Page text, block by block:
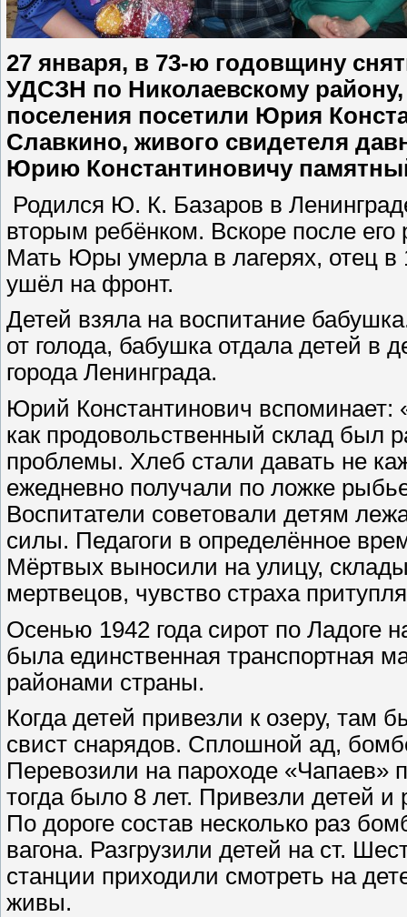
27 января, в 73-ю годовщину
УДСЗН по Николаевскому
поселения посетили Юрия
Славкино, живого свидетеля
Юрию Константиновичу
Родился Ю. К. Базаров в
вторым ребёнком. Вскоре после
Мать Юры умерла в лагерях, отец в
ушёл на фронт.
Детей взяла на воспитание
от голода, бабушка отдала детей в
города Ленинграда.
Юрий Константинович вспоминает:
как продовольственный склад был
проблемы. Хлеб стали давать не
ежедневно получали по ложке
Воспитатели советовали детям
силы. Педагоги в определённое
Мёртвых выносили на улицу,
мертвецов, чувство страха
Осенью 1942 года сирот по Ладоге
была единственная транспортная
районами страны.
Когда детей привезли к озеру,
свист снарядов. Сплошной ад,
Перевозили на пароходе «Чапаев»
тогда было 8 лет. Привезли детей
По дороге состав несколько раз
вагона. Разгрузили детей на ст.
станции приходили смотреть на
живы.